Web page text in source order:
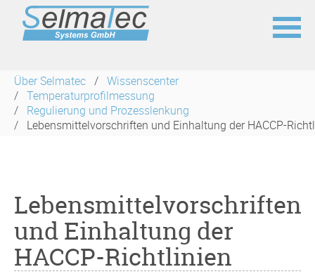
überspringen
Über Selmatec
Wissenscenter
Temperaturprofilmessung
Regulierung und Prozesslenkung
Lebensmittelvorschriften und Einhaltung der HACCP-
Lebensmittelvorschriften
und Einhaltung der
HACCP-Richtlinien